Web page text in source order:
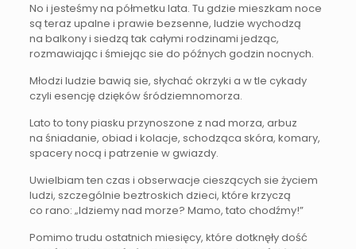
No i jesteśmy na półmetku lata. Tu gdzie mieszkam noce
są teraz upalne i prawie bezsenne, ludzie wychodzą
na balkony i siedzą tak całymi rodzinami jedząc,
rozmawiając i śmiejąc sie do późnych godzin nocnych.
Młodzi ludzie bawią sie, słychać okrzyki a w tle cykady
czyli esencję dzięków śródziemnomorza.
Lato to tony piasku przynoszone z nad morza, arbuz
na śniadanie, obiad i kolacje, schodząca skóra, komary,
spacery nocą i patrzenie w gwiazdy.
Uwielbiam ten czas i obserwacje cieszących sie życiem
ludzi, szczególnie beztroskich dzieci, które krzyczą
co rano: „Idziemy nad morze? Mamo, tato chodźmy!”
Pomimo trudu ostatnich miesięcy, które dotknęły dość